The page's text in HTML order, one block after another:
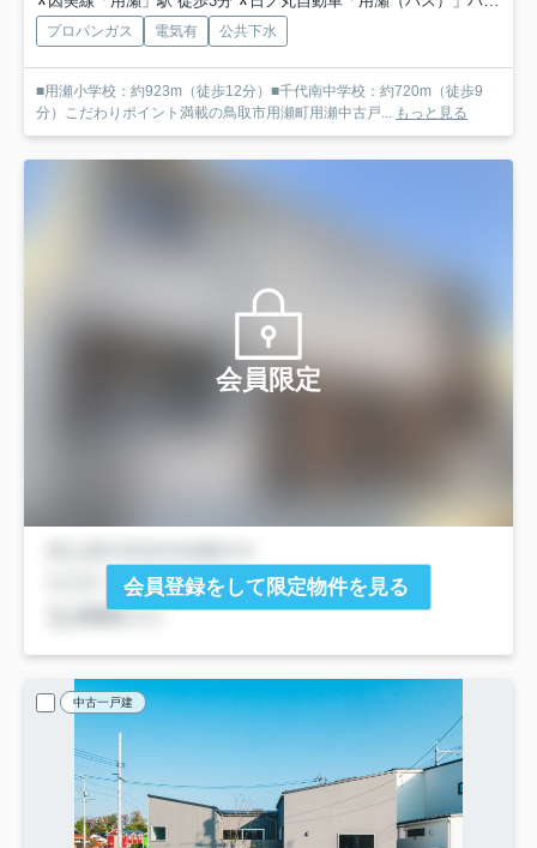
プロパンガス 電気有 公共下水
■用瀬小学校：約923m（徒歩12分）■千代南中学校：約720m（徒歩9
分）こだわりポイント満載の鳥取市用瀬町用瀬中古戸... もっと見る
会員限定
会員登録をして限定物件を見る
中古一戸建